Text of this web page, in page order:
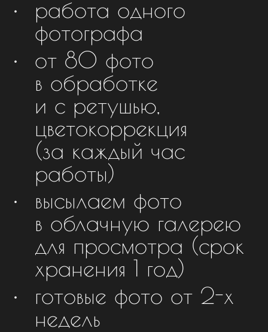
работа одного
фотографа
от 80 фото
в обработке
и с ретушью,
цветокоррекция
(за каждый час
работы)
высылаем фото
в облачную галерею
для просмотра (срок
хранения 1 год)
готовые фото от 2-х
недель